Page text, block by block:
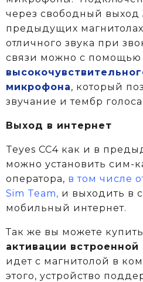
через свободный выход
предыдущих
отличного звука при
связи можно с помощью
микрофона, который
звучание и тембр голоса.
Выход в интернет
Teyes CC4 как и в
можно установить сим-
оператора, в том числе
Sim Team, и выходить в
мобильный интернет.
Так же вы можете
активации
идет с магнитолой в
этого, устройство